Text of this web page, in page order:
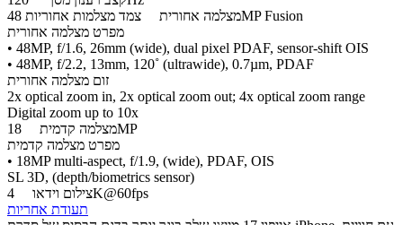
מצלמה אחוריתצמד מצלמות אחוריות 48MP Fusion
מפרט מצלמה אחורית
• 48MP, f/1.6, 26mm (wide), dual pixel PDAF, sensor-shift OIS
• 48MP, f/2.2, 13mm, 120˚ (ultrawide), 0.7µm, PDAF
זום מצלמה אחורית
2x optical zoom in, 2x optical zoom out; 4x optical zoom range
Digital zoom up to 10x
מצלמה קדמית18MP
מפרט מצלמה קדמית
• 18MP multi-aspect, f/1.9, (wide), PDAF, OIS
SL 3D, (depth/biometrics sensor)
צילום וידאו4K@60fps
תעודת אחריות